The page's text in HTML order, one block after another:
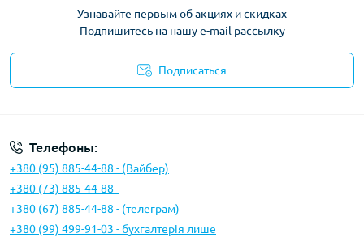
Узнавайте первым об акциях и скидках
Подпишитесь на нашу e-mail рассылку
Подписаться
Телефоны:
+380 (95) 885-44-88 - (Вайбер)
+380 (73) 885-44-88 -
+380 (67) 885-44-88 - (телеграм)
+380 (99) 499-91-03 - бухгалтерія лише